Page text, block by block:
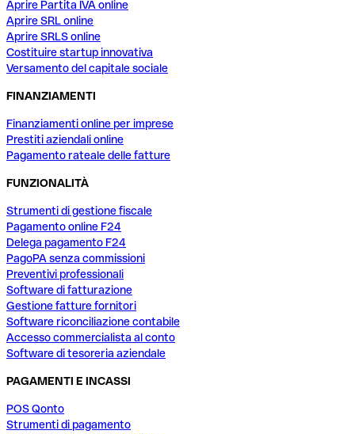
Aprire Partita IVA online
Aprire SRL online
Aprire SRLS online
Costituire startup innovativa
Versamento del capitale sociale
FINANZIAMENTI
Finanziamenti online per imprese
Prestiti aziendali online
Pagamento rateale delle fatture
FUNZIONALITÀ
Strumenti di gestione fiscale
Pagamento online F24
Delega pagamento F24
PagoPA senza commissioni
Preventivi professionali
Software di fatturazione
Gestione fatture fornitori
Software riconciliazione contabile
Accesso commercialista al conto
Software di tesoreria aziendale
PAGAMENTI E INCASSI
POS Qonto
Strumenti di pagamento